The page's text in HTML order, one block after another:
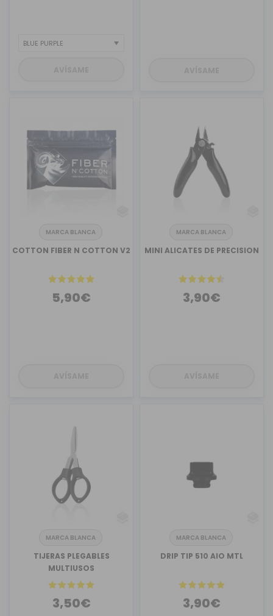
MARCA BLANCA
COTTON FIBER N COTTON V2
5,90€
MARCA BLANCA
MINI ALICATES DE PRECISION
3,90€
MARCA BLANCA
TIJERAS PLEGABLES
MULTIUSOS
3,50€
MARCA BLANCA
DRIP TIP 510 AIO MTL
3,90€